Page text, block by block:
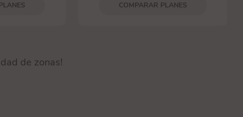
COMPARAR PLANES
de zonas!